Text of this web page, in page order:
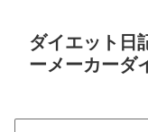
ダイエット日
ーメーカーダ